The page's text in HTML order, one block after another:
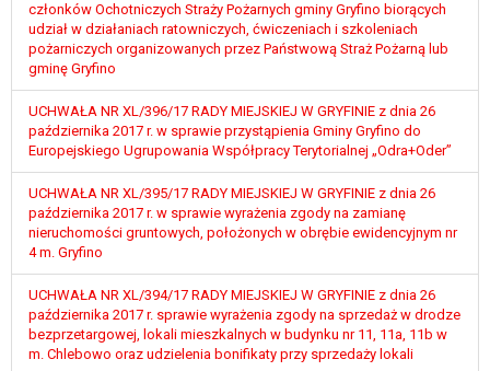
członków Ochotniczych Straży Pożarnych gminy Gryfino biorących
udział w działaniach ratowniczych, ćwiczeniach i szkoleniach
pożarniczych organizowanych przez Państwową Straż Pożarną lub
gminę Gryfino
UCHWAŁA NR XL/396/17 RADY MIEJSKIEJ W GRYFINIE z dnia 26
października 2017 r. w sprawie przystąpienia Gminy Gryfino do
Europejskiego Ugrupowania Współpracy Terytorialnej „Odra+Oder”
UCHWAŁA NR XL/395/17 RADY MIEJSKIEJ W GRYFINIE z dnia 26
października 2017 r. w sprawie wyrażenia zgody na zamianę
nieruchomości gruntowych, położonych w obrębie ewidencyjnym nr
4 m. Gryfino
UCHWAŁA NR XL/394/17 RADY MIEJSKIEJ W GRYFINIE z dnia 26
października 2017 r. sprawie wyrażenia zgody na sprzedaż w drodze
bezprzetargowej, lokali mieszkalnych w budynku nr 11, 11a, 11b w
m. Chlebowo oraz udzielenia bonifikaty przy sprzedaży lokali
przetwarzania, którego dokonano na podstawie
zgody przed jej cofnięciem.
Przysługuje Pani/Panu prawo wniesienia skargi do
przetwarzanie Pani/Pana danych osobowych
przez administratora.
Organem właściwym do wniesienia skargi jest
W zależności od sfery, w której przetwarzane są
dane osobowe, podanie danych osobowych jest
dobrowolne albo jest wymogiem ustawowym lub
umownym.
Pani/Pana dane nie będą poddawane
zautomatyzowanemu podejmowaniu decyzji, w
tym również profilowaniu.